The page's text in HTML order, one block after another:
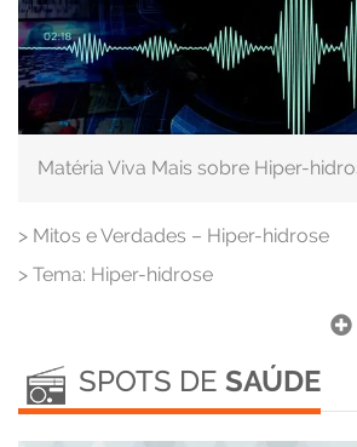
Matéria Viva Mais sobre Hiper-
> Mitos e Verdades – Hiper-hidrose
> Tema: Hiper-hidrose
SPOTS DE SAÚDE